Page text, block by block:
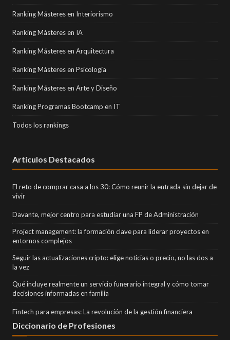
Ranking Másteres en Interiorismo
Ranking Másteres en IA
Ranking Másteres en Arquitectura
Ranking Másteres en Psicología
Ranking Másteres en Arte y Diseño
Ranking Programas Bootcamp en IT
Todos los rankings
Artículos Destacados
El reto de comprar casa a los 30: Cómo reunir la entrada sin dejar de
vivir
Davante, mejor centro para estudiar una FP de Administración
Project management: la formación clave para liderar proyectos en
entornos complejos
Seguir las actualizaciones cripto: elige noticias o precio, no las dos a
la vez
Qué incluye realmente un servicio funerario integral y cómo tomar
decisiones informadas en familia
Fintech para empresas: La revolución de la gestión financiera
Diccionario de Profesiones